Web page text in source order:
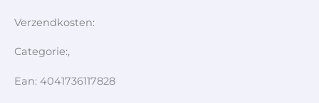
Verzendkosten:
Categorie:,
Ean: 4041736117828